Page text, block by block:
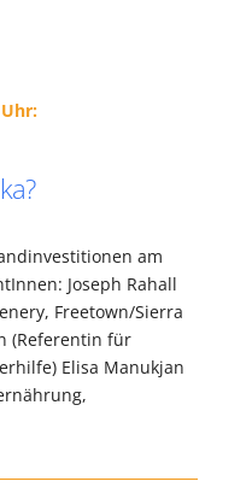
am
Joseph Rahall
Freetown/Sierra
(Referentin für
Elisa Manukjan